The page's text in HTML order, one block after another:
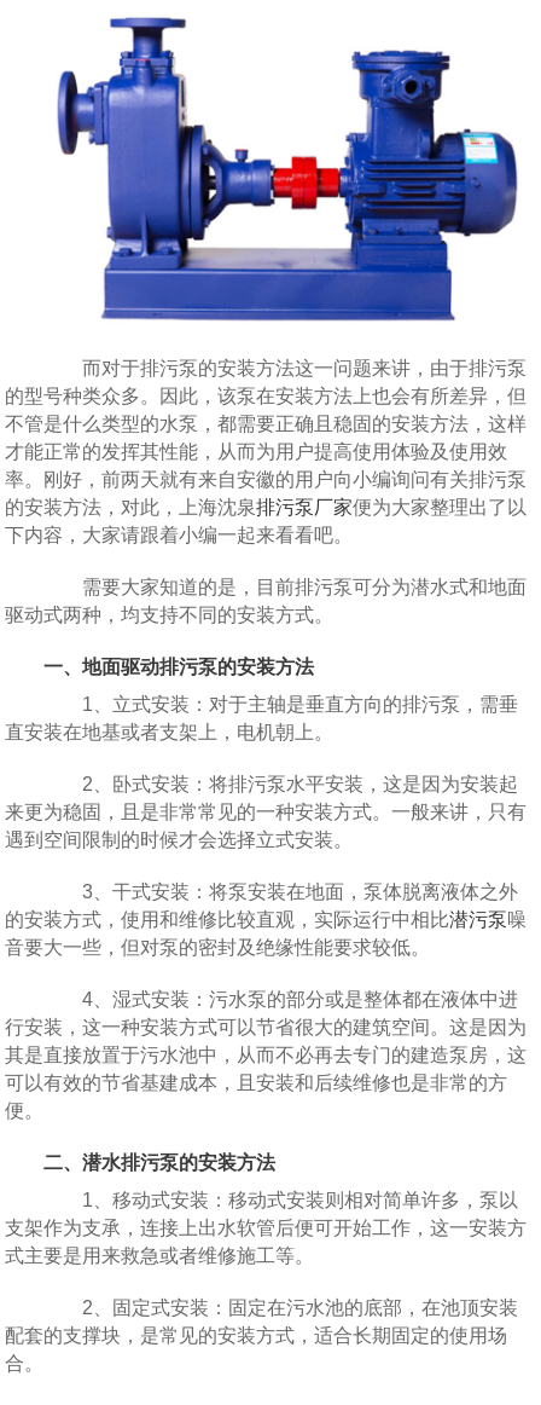
而对于排污泵的安装方法这一问题来讲，由于排污泵
的型号种类众多。因此，该泵在安装方法上也会有所差异，但
不管是什么类型的水泵，都需要正确且稳固的安装方法，这样
才能正常的发挥其性能，从而为用户提高使用体验及使用效
率。刚好，前两天就有来自安徽的用户向小编询问有关排污泵
的安装方法，对此，上海沈泉排污泵厂家便为大家整理出了以
下内容，大家请跟着小编一起来看看吧。
需要大家知道的是，目前排污泵可分为潜水式和地面
驱动式两种，均支持不同的安装方式。
一、地面驱动排污泵的安装方法
1、立式安装：对于主轴是垂直方向的排污泵，需垂
直安装在地基或者支架上，电机朝上。
2、卧式安装：将排污泵水平安装，这是因为安装起
来更为稳固，且是非常常见的一种安装方式。一般来讲，只有
遇到空间限制的时候才会选择立式安装。
3、干式安装：将泵安装在地面，泵体脱离液体之外
的安装方式，使用和维修比较直观，实际运行中相比潜污泵噪
音要大一些，但对泵的密封及绝缘性能要求较低。
4、湿式安装：污水泵的部分或是整体都在液体中进
行安装，这一种安装方式可以节省很大的建筑空间。这是因为
其是直接放置于污水池中，从而不必再去专门的建造泵房，这
可以有效的节省基建成本，且安装和后续维修也是非常的方
便。
二、潜水排污泵的安装方法
1、移动式安装：移动式安装则相对简单许多，泵以
支架作为支承，连接上出水软管后便可开始工作，这一安装方
式主要是用来救急或者维修施工等。
2、固定式安装：固定在污水池的底部，在池顶安装
配套的支撑块，是常见的安装方式，适合长期固定的使用场
合。